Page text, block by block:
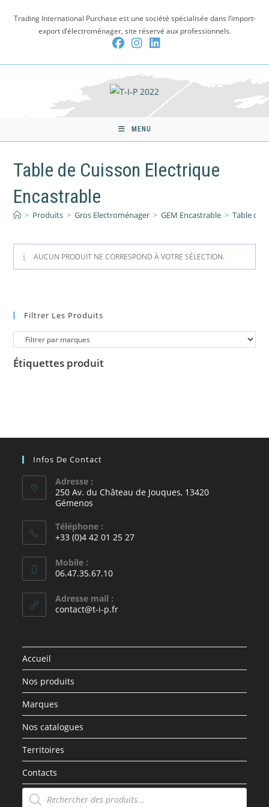
Trading International Purchase est une société spécialisée dans l’import-
export d’électroménager, site réservé aux professionnels.
MENU
Table de Cuisson Electrique
Encastrable
> Produits > Gros Electroménager > GEM Encastrable > Table de
AUCUN PRODUIT NE CORRESPOND À VOTRE SÉLECTION.
Filtrer Les Produits
Étiquettes produit
Infos De Contact
Adresse :
250 Av. du Château de Jouques, 13420
Gémenos
Téléphone :
+33 (0)4 42 01 25 27
Mobile :
06.47.35.67.10
Adresse mail :
contact@t-i-p.fr
Accueil
Nos produits
Marques
Nos catalogues
Territoires
Contacts
Recherche
de